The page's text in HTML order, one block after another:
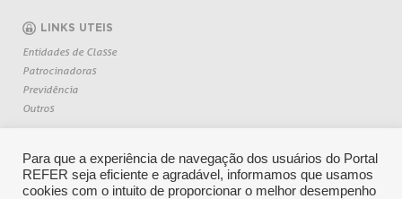
LINKS UTEIS
Entidades de Classe
Patrocinadoras
Previdência
Outros
Para que a experiência de navegação dos usuários do Portal
REFER seja eficiente e agradável, informamos que usamos
cookies com o intuito de proporcionar o melhor desempenho